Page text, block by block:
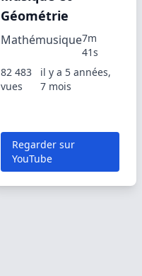
Géométrie
Mathémusique7m
41s
82 483
vues
il y a 5 années,
7 mois
Regarder sur
YouTube